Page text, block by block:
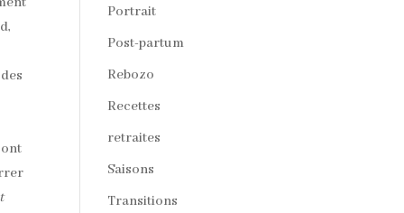
Portrait
Post-partum
Rebozo
Recettes
retraites
Saisons
Transitions